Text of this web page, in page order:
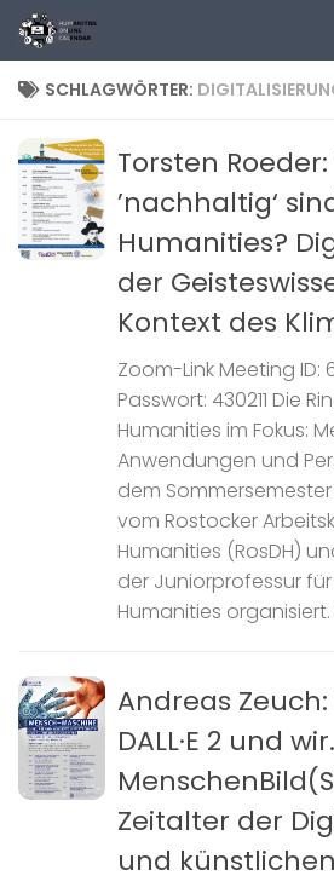
Zum Inhalt springen
SCHLAGWÖRTER:
Torsten Roeder:
’nachhaltig‘
Humanities?
der
Kontext des
Zoom-Link Meeting ID:
Passwort: 430211 Die
Humanities im Fokus:
Anwendungen und
dem Sommersemester
vom Rostocker
Humanities (RosDH)
der Juniorprofessur
Humanities organisiert.
Andreas Zeuch:
DALL·E 2 und wir.
Zeitalter der
und